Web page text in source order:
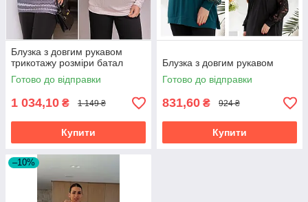
Блузка з довгим рукавом
трикотажу розміри батал
Готово до відправки
1 034,10 ₴ 1 149 ₴
Купити
Блузка з довгим рукавом
Готово до відправки
831,60 ₴ 924 ₴
Купити
–10%